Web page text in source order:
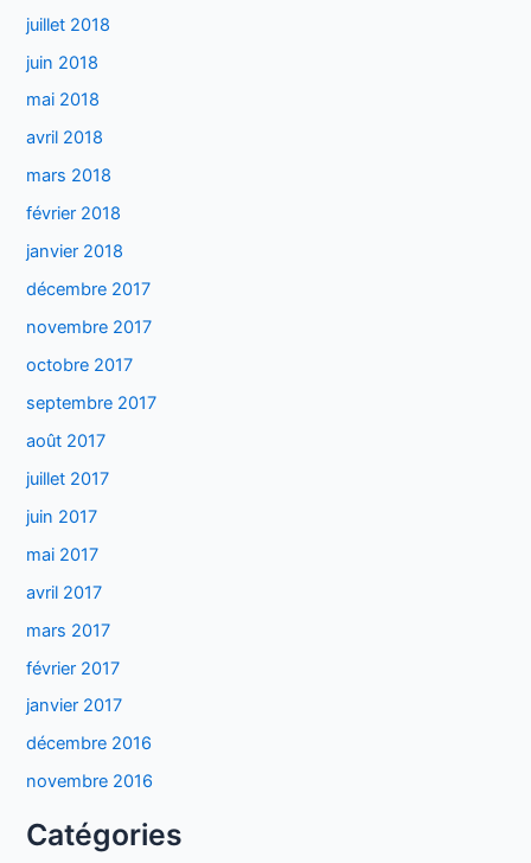
juillet 2018
juin 2018
mai 2018
avril 2018
mars 2018
février 2018
janvier 2018
décembre 2017
novembre 2017
octobre 2017
septembre 2017
août 2017
juillet 2017
juin 2017
mai 2017
avril 2017
mars 2017
février 2017
janvier 2017
décembre 2016
novembre 2016
Catégories